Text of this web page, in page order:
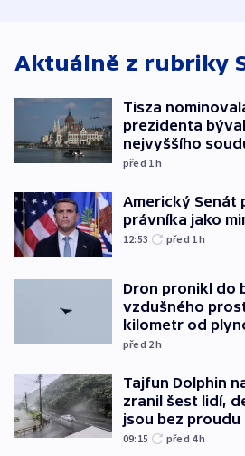
Aktuálně z rubriky
Tisza
prezidenta
nejvyššího
před 1h
Americký Senát
právníka jako
12:53 před 1h
Dron pronikl do
vzdušného
kilometr od
před 2h
Tajfun Dolphin
zranil šest lidí,
jsou bez proudu
09:15 před 4h